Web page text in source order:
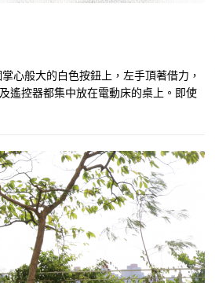
心般大的白色按鈕上，左手頂著借力，
遙控器都集中放在電動床的桌上。即使